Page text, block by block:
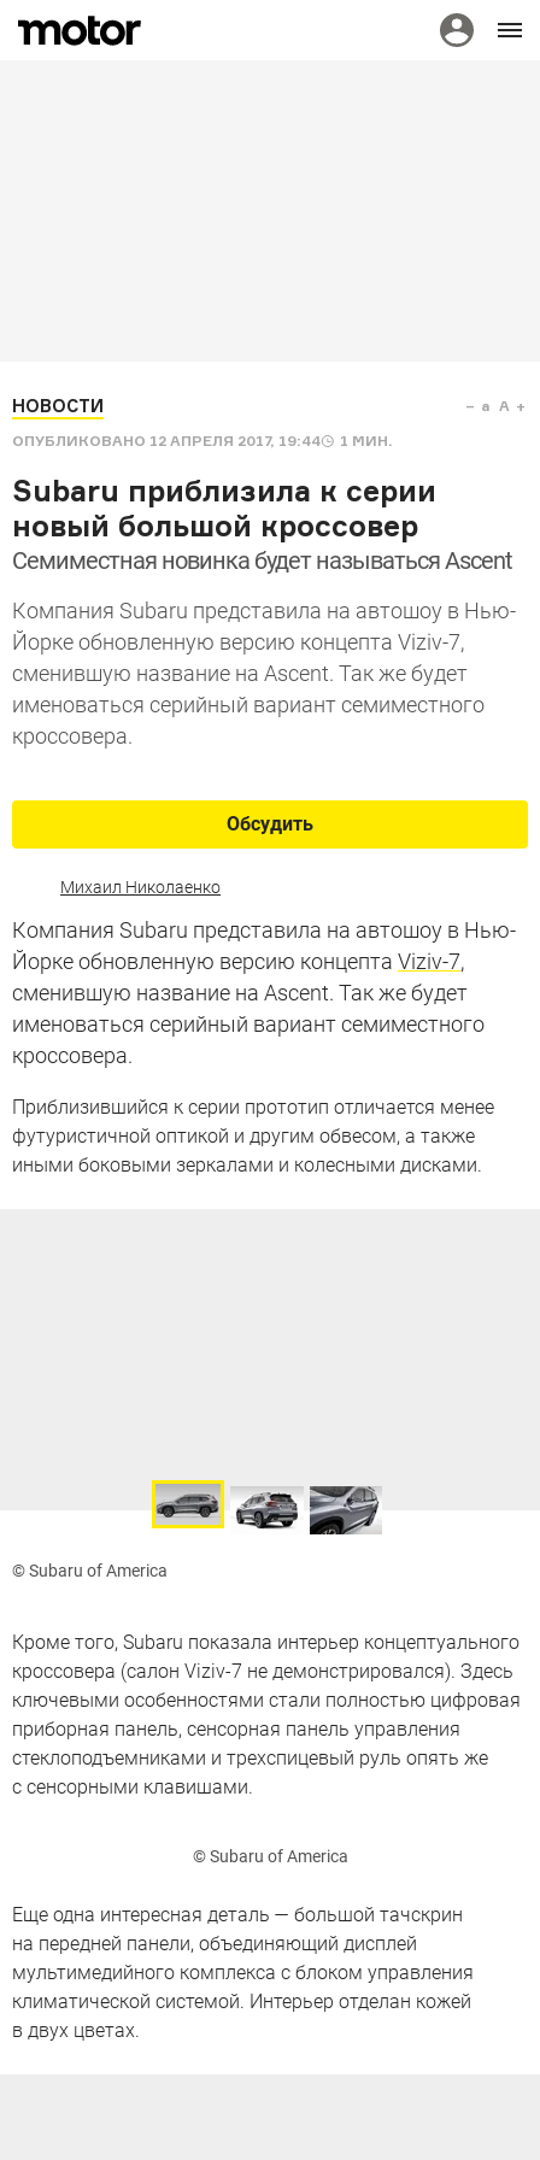
НОВОСТИ
ОПУБЛИКОВАНО 12 АПРЕЛЯ 2017, 19:44 1 МИН.
a A
Subaru приблизила к серии
новый большой кроссовер
Семиместная новинка будет называться Ascent
Компания Subaru представила на автошоу в Нью-
Йорке обновленную версию концепта Viziv-7,
сменившую название на Ascent. Так же будет
именоваться серийный вариант семиместного
кроссовера.
Обсудить
Михаил Николаенко
Компания Subaru представила на автошоу в Нью-
Йорке обновленную версию концепта Viziv-7,
сменившую название на Ascent. Так же будет
именоваться серийный вариант семиместного
кроссовера.
Приблизившийся к серии прототип отличается менее
футуристичной оптикой и другим обвесом, а также
иными боковыми зеркалами и колесными дисками.
© Subaru of America
Кроме того, Subaru показала интерьер концептуального
кроссовера (салон Viziv-7 не демонстрировался). Здесь
ключевыми особенностями стали полностью цифровая
приборная панель, сенсорная панель управления
стеклоподъемниками и трехспицевый руль опять же
с сенсорными клавишами.
© Subaru of America
Еще одна интересная деталь — большой тачскрин
на передней панели, объединяющий дисплей
мультимедийного комплекса с блоком управления
климатической системой. Интерьер отделан кожей
в двух цветах.